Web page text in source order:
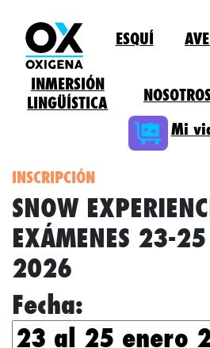
ESQUÍ
INMERSIÓN
LINGÜÍSTICA
Mi
INSCRIPCIÓN
SNOW
EXÁMENES 23-25
2026
Fecha: